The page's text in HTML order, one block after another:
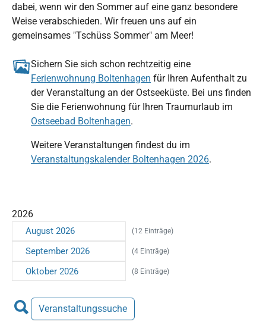
dabei, wenn wir den Sommer auf eine ganz besondere
Weise verabschieden. Wir freuen uns auf ein
gemeinsames "Tschüss Sommer" am Meer!
Sichern Sie sich schon rechtzeitig eine
Ferienwohnung Boltenhagen für Ihren Aufenthalt zu
der Veranstaltung an der Ostseeküste. Bei uns finden
Sie die Ferienwohnung für Ihren Traumurlaub im
Ostseebad Boltenhagen.
Weitere Veranstaltungen findest du im
Veranstaltungskalender Boltenhagen 2026.
2026
August 2026 (12 Einträge)
September 2026 (4 Einträge)
Oktober 2026 (8 Einträge)
Veranstaltungssuche